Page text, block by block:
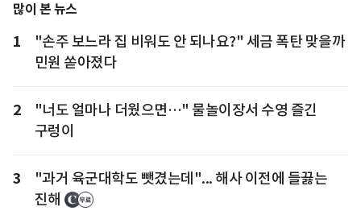
많이 본 뉴스
1
"손주 보느라 집 비워도 안 되나요?" 세금 폭탄 맞을까
민원 쏟아졌다
2
"너도 얼마나 더웠으면…" 물놀이장서 수영 즐긴
구렁이
3
"과거 육군대학도 뺏겼는데"... 해사 이전에 들끓는
진해